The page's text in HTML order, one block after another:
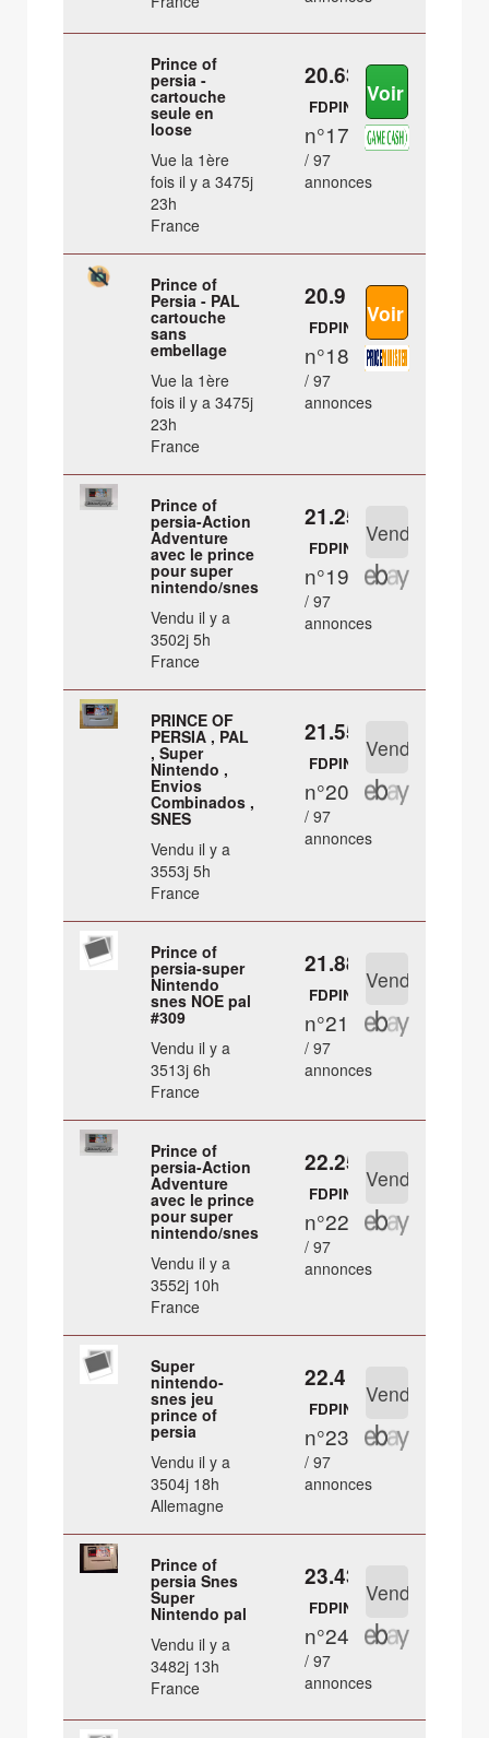
Prince of
persia -
cartouche
seule en
loose
Vue la 1ère
fois il y a 3475j
23h
France
20.63 €
FDPIN
n°17
/ 97
annonces
Prince of
Persia - PAL
cartouche
sans
embellage
Vue la 1ère
fois il y a 3475j
23h
France
20.9 €
FDPIN
n°18
/ 97
annonces
Prince of
persia-Action
Adventure
avec le prince
pour super
nintendo/snes
Vendu il y a
3502j 5h
France
21.25 €
FDPIN
n°19
/ 97
annonces
PRINCE OF
PERSIA , PAL
, Super
Nintendo ,
Envios
Combinados ,
SNES
Vendu il y a
3553j 5h
France
21.55 €
FDPIN
n°20
/ 97
annonces
Prince of
persia-super
Nintendo
snes NOE pal
#309
Vendu il y a
3513j 6h
France
21.88 €
FDPIN
n°21
/ 97
annonces
Prince of
persia-Action
Adventure
avec le prince
pour super
nintendo/snes
Vendu il y a
3552j 10h
France
22.25 €
FDPIN
n°22
/ 97
annonces
Super
nintendo-
snes jeu
prince of
persia
Vendu il y a
3504j 18h
Allemagne
22.4 €
FDPIN
n°23
/ 97
annonces
Prince of
persia Snes
Super
Nintendo pal
Vendu il y a
3482j 13h
France
23.43 €
FDPIN
n°24
/ 97
annonces